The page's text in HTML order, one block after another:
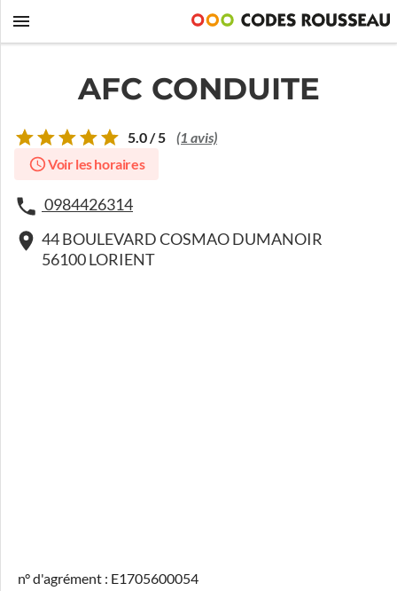
AFC CONDUITE
5.0 / 5 (1 avis)
Voir les horaires
0984426314
44 BOULEVARD COSMAO DUMANOIR
56100 LORIENT
n° d'agrément : E1705600054